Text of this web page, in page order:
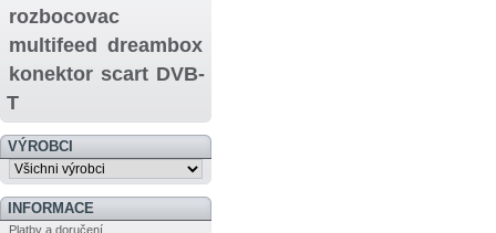
rozbocovac
multifeed dreambox
konektor scart DVB-
T
VÝROBCI
INFORMACE
Platby a doručení